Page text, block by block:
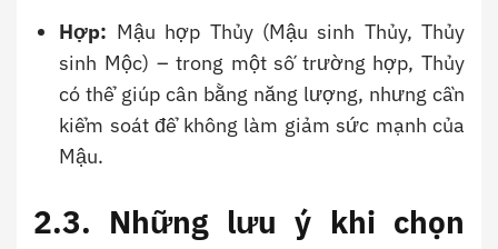
Hợp: Mậu hợp Thủy (Mậu sinh Thủy, Thủy
sinh Mộc) – trong một số trường hợp, Thủy
có thể giúp cân bằng năng lượng, nhưng cần
kiểm soát để không làm giảm sức mạnh của
Mậu.
2.3. Những lưu ý khi chọn